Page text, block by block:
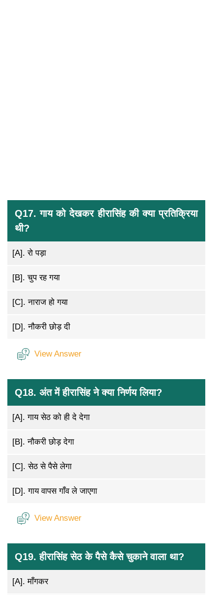
Q17. गाय को देखकर हीरासिंह की क्या प्रतिक्रिया
थी?
[A].रो पड़ा
[B].चुप रह गया
[C].नाराज हो गया
[D].नौकरी छोड़ दी
View Answer
Q18. अंत में हीरासिंह ने क्या निर्णय लिया?
[A].गाय सेठ को ही दे देगा
[B].नौकरी छोड़ देगा
[C].सेठ से पैसे लेगा
[D].गाय वापस गाँव ले जाएगा
View Answer
Q19. हीरासिंह सेठ के पैसे कैसे चुकाने वाला था?
[A].माँगकर